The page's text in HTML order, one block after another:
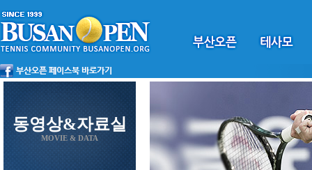
동영상&자료실
MOVIE & DATA